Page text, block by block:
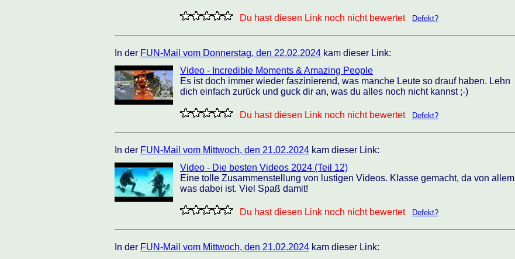
Du hast diesen Link noch nicht bewertet Defekt?
In der FUN-Mail vom Donnerstag, den 22.02.2024 kam dieser Link:
Video - Incredible Moments & Amazing People
Es ist doch immer wieder faszinierend, was manche Leute so drauf haben. Lehn
dich einfach zurück und guck dir an, was du alles noch nicht kannst ;-)
Du hast diesen Link noch nicht bewertet Defekt?
In der FUN-Mail vom Mittwoch, den 21.02.2024 kam dieser Link:
Video - Die besten Videos 2024 (Teil 12)
Eine tolle Zusammenstellung von lustigen Videos. Klasse gemacht, da von allem
was dabei ist. Viel Spaß damit!
Du hast diesen Link noch nicht bewertet Defekt?
In der FUN-Mail vom Mittwoch, den 21.02.2024 kam dieser Link: